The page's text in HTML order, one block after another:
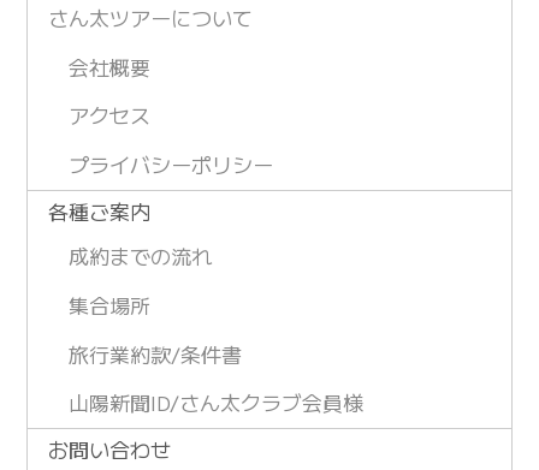
さん太ツアーについて
会社概要
アクセス
プライバシーポリシー
各種ご案内
成約までの流れ
集合場所
旅行業約款/条件書
山陽新聞ID/さん太クラブ会員様
お問い合わせ